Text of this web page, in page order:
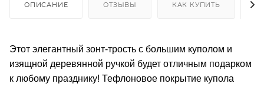
ОПИСАНИЕ ОТЗЫВЫ КАК КУПИТЬ
Этот элегантный зонт-трость с большим куполом и
изящной деревянной ручкой будет отличным подарком
к любому празднику! Тефлоновое покрытие купола